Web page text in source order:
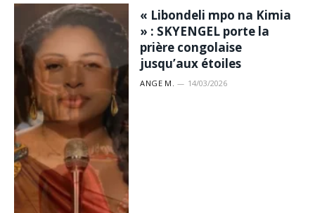
« Libondeli mpo na Kimia
» : SKYENGEL porte la
prière congolaise
jusqu’aux étoiles
ANGE M. 14/03/2026